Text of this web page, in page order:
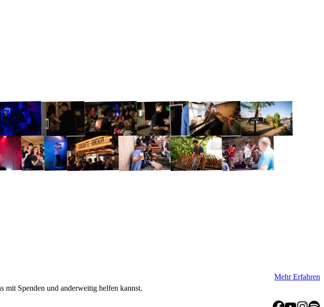
mit Spenden und anderweitig helfen kannst.
Mehr Erfahren